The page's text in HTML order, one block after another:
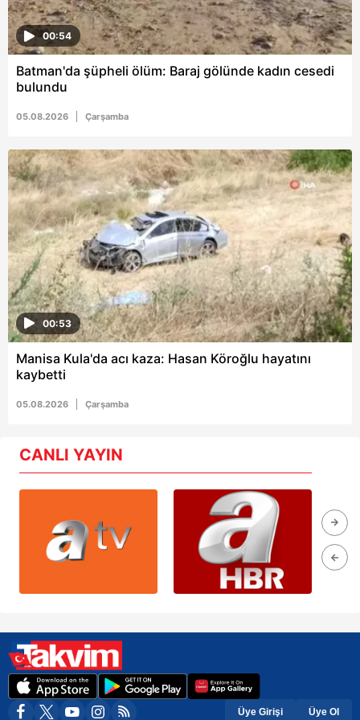
00:54
Batman'da şüpheli ölüm: Baraj gölünde kadın cesedi
bulundu
05.08.2026 Çarşamba
00:53
Manisa Kula'da acı kaza: Hasan Köroğlu hayatını
kaybetti
05.08.2026 Çarşamba
CANLI YAYIN
Üye Girişi Üye Ol